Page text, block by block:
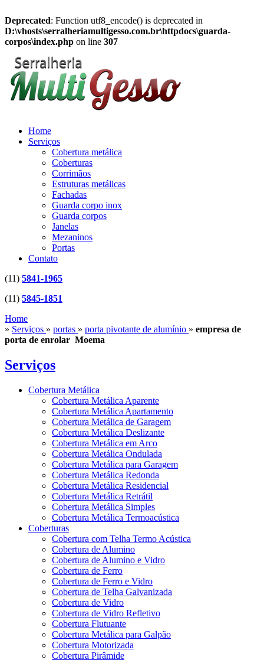
Deprecated: Function utf8_encode() is deprecated in
D:\vhosts\serralheriamultigesso.com.br\httpdocs\guarda-
corpos\index.php on line 307
Home
Serviços
Cobertura metálica
Coberturas
Corrimãos
Estruturas metálicas
Fachadas
Guarda corpo inox
Guarda corpos
Janelas
Mezaninos
Portas
Contato
(11) 5841-1965
(11) 5845-1851
Home
» Serviços » portas » porta pivotante de alumínio » empresa de
porta de enrolar Moema
Serviços
Cobertura Metálica
Cobertura Metálica Aparente
Cobertura Metálica Apartamento
Cobertura Metálica de Garagem
Cobertura Metálica Deslizante
Cobertura Metálica em Arco
Cobertura Metálica Ondulada
Cobertura Metálica para Garagem
Cobertura Metálica Redonda
Cobertura Metálica Residencial
Cobertura Metálica Retrátil
Cobertura Metálica Simples
Cobertura Metálica Termoacústica
Coberturas
Cobertura com Telha Termo Acústica
Cobertura de Alumino
Cobertura de Alumino e Vidro
Cobertura de Ferro
Cobertura de Ferro e Vidro
Cobertura de Telha Galvanizada
Cobertura de Vidro
Cobertura de Vidro Refletivo
Cobertura Flutuante
Cobertura Metálica para Galpão
Cobertura Motorizada
Cobertura Pirâmide